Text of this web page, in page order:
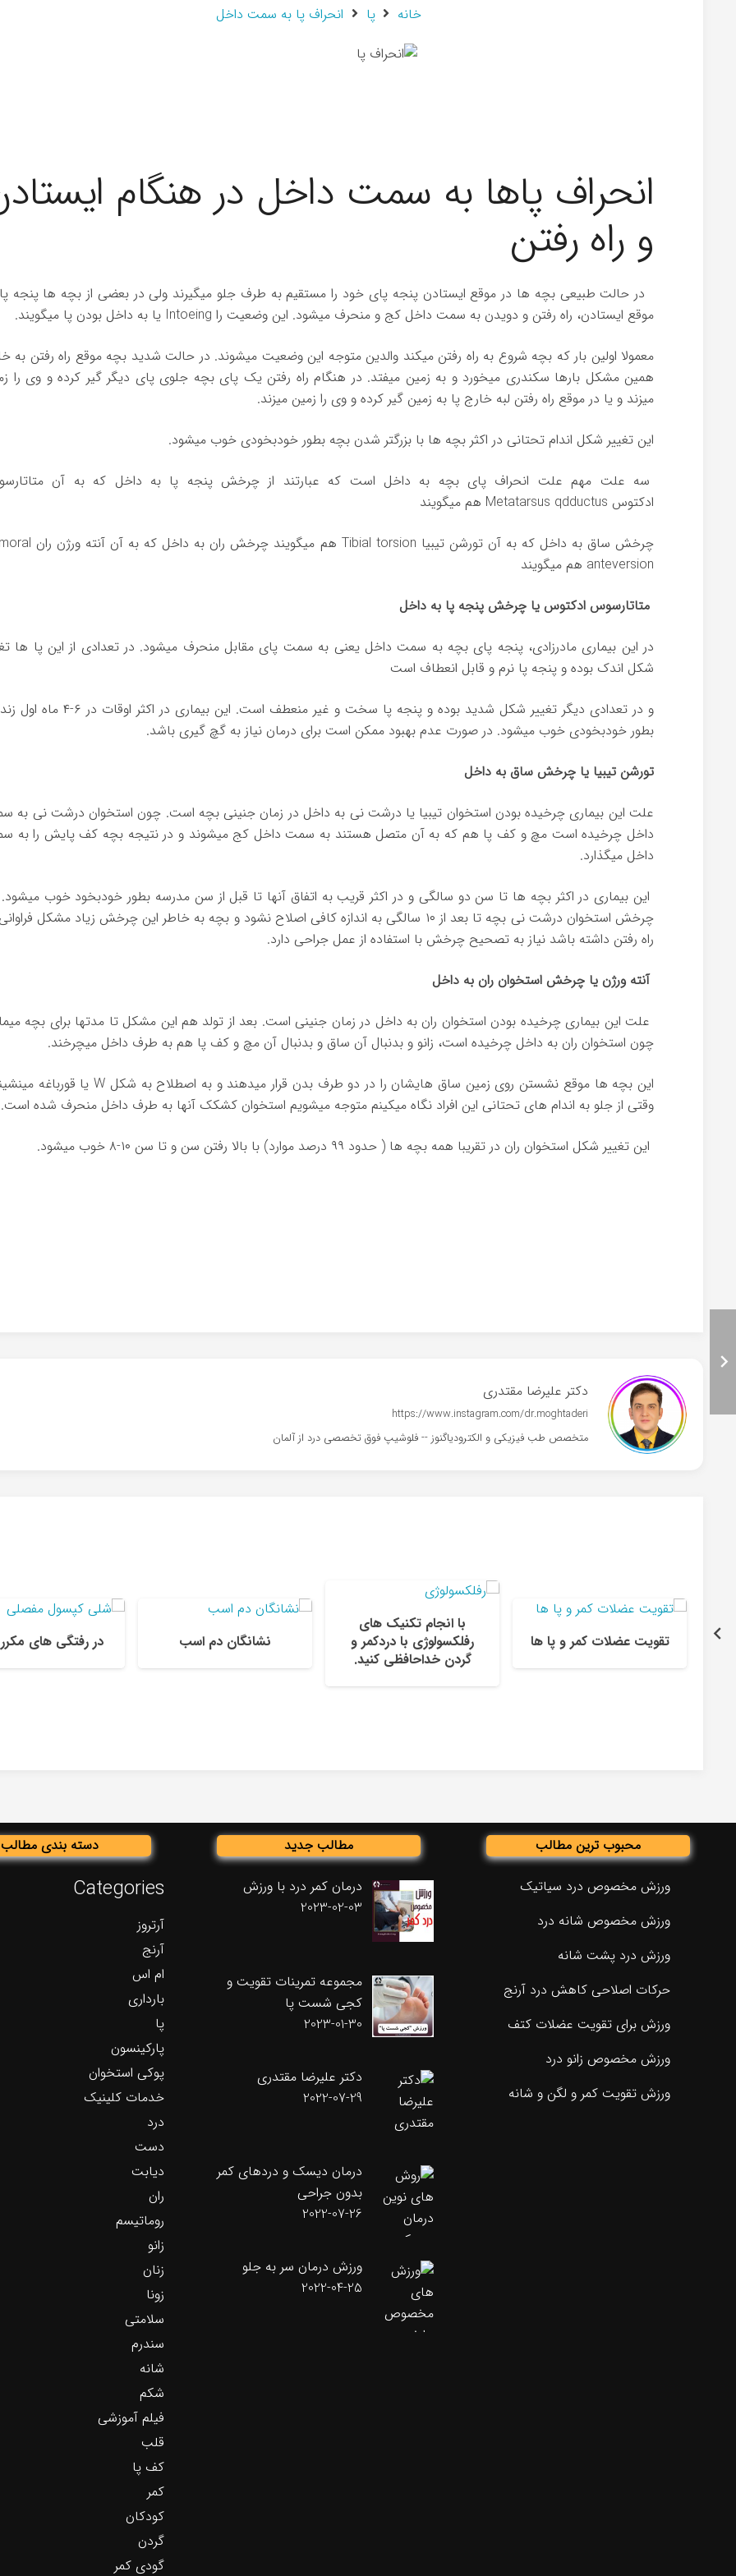
خانه پا انحراف پا به سمت داخل
انحراف پاها به سمت داخل در هنگام
و راه رفتن
در حالت طبیعی بچه ها در موقع ایستادن پنجه پای خود را مستقیم به طرف جلو میگیرند ولی در بعضی از بچه ها پنجه
موقع ایستادن، راه رفتن و دویدن به سمت داخل کج و منحرف میشود. این وضعیت را Intoeing یا به داخل بودن پا میگویند.
معمولا اولین بار که بچه شروع به راه رفتن میکند والدین متوجه این وضعیت میشوند. در حالت شدید بچه موقع راه رفتن به
همین مشکل بارها سکندری میخورد و به زمین میفتد. در هنگام راه رفتن یک پای بچه جلوی پای دیگر گیر کرده و وی را
میزند و یا در موقع راه رفتن لبه خارج پا به زمین گیر کرده و وی را زمین میزند.
این تغییر شکل اندام تحتانی در اکثر بچه ها با بزرگتر شدن بچه بطور خودبخودی خوب میشود.
سه علت مهم علت انحراف پای بچه به داخل است که عبارتند از چرخش پنجه پا به داخل که به آن
ادکتوس Metatarsus qdductus هم میگویند
چرخش ساق به داخل که به آن تورشن تیبیا Tibial torsion هم میگویند چرخش ران به داخل که به آن آنته ورژن ران
anteversion هم میگویند
متاتارسوس ادکتوس یا چرخش پنجه پا به داخل
در این بیماری مادرزادی، پنجه پای بچه به سمت داخل یعنی به سمت پای مقابل منحرف میشود. در تعدادی از این پا ها
شکل اندک بوده و پنجه پا نرم و قابل انعطاف است
و در تعدادی دیگر تغییر شکل شدید بوده و پنجه پا سخت و غیر منعطف است. این بیماری در
بطور خودبخودی خوب میشود. در صورت عدم بهبود ممکن است برای درمان نیاز به گچ گیری باشد.
تورشن تیبیا یا چرخش ساق به داخل
علت این بیماری چرخیده بودن استخوان تیبیا یا درشت نی به داخل در زمان جنینی بچه است. چون استخوان درشت نی به
داخل چرخیده است مچ و کف پا هم که به آن متصل هستند به سمت داخل کج میشوند و در نتیجه بچه کف پایش را به
داخل میگذارد.
این بیماری در اکثر بچه ها تا سن دو سالگی و در اکثر قریب به اتفاق آنها تا قبل از سن مدرسه بطور خودبخود خوب میشود.
چرخش استخوان درشت نی بچه تا بعد از ۱۰ سالگی به اندازه کافی اصلاح نشود و بچه به خاطر این چرخش زیاد مشکل
راه رفتن داشته باشد نیاز به تصحیح چرخش با استفاده از عمل جراحی دارد.
آنته ورژن یا چرخش استخوان ران به داخل
علت این بیماری چرخیده بودن استخوان ران به داخل در زمان جنینی است. بعد از تولد هم این مشکل تا مدتها برای بچه
چون استخوان ران به داخل چرخیده است، زانو و بدنبال آن ساق و بدنبال آن مچ و کف پا هم به طرف داخل میچرخند.
این بچه ها موقع نشستن روی زمین ساق هایشان را در دو طرف بدن قرار میدهند و به اصطلاح به شکل Wیا قورباغه
وقتی از جلو به اندام های تحتانی این افراد نگاه میکینم متوجه میشویم استخوان کشکک آنها به طرف داخل منحرف شده است.
این تغییر شکل استخوان ران در تقریبا همه بچه ها ( حدود ۹۹ درصد موارد) با بالا رفتن سن و تا سن ۱۰-۸ خوب میشود.
دکتر علیرضا مقتدری
https://www.instagram.com/dr.moghtaderi
متخصص طب فیزیکی و الکترودیاگنوز -- فلوشیپ فوق تخصصی درد از آلمان
تقویت عضلات کمر و پا ها
با انجام تکنیک های
رفلکسولوژی با دردکمر و
گردن خداحافظی کنید.
نشانگان دم اسب
در رفتگی های
محبوب ترین مطالب
ورزش مخصوص درد سیاتیک
ورزش مخصوص شانه درد
ورزش درد پشت شانه
حرکات اصلاحی کاهش درد آرنج
ورزش برای تقویت عضلات کتف
ورزش مخصوص زانو درد
ورزش تقویت کمر و لگن و شانه
مطالب جدید
درمان کمر درد با ورزش
2023-02-03
مجموعه تمرینات تقویت و
کجی شست پا
2023-01-30
دکتر علیرضا مقتدری
2022-07-29
درمان دیسک و دردهای کمر
بدون جراحی
2022-07-26
ورزش درمان سر به جلو
2022-04-25
دسته بندی مطالب
Categories
آرتروز
آرنج
ام اس
بارداری
پا
پارکینسون
پوکی استخوان
خدمات کلینیک
درد
دست
دیابت
ران
روماتیسم
زانو
زنان
زونا
سلامتی
سندرم
شانه
شکم
فیلم آموزشی
قلب
کف پا
کمر
کودکان
گردن
گودی کمر